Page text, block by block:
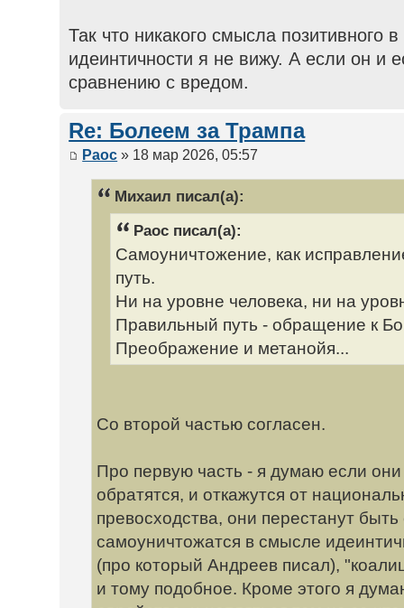
Так что никакого смысла позитивного
идеинтичности я не вижу. А если он и
сравнению с вредом.
Re: Болеем за Трампа
Раос » 18 мар 2026, 05:57
Михаил писал(а):
Раос писал(а):
Самоуничтожение, как
путь.
Ни на уровне человека, ни на
Правильный путь - обращение к
Преображение и метанойя...
Со второй частью согласен.
Про первую часть - я думаю если они
обратятся, и откажутся от
превосходства, они перестанут
самоуничтожатся в смысле
(про который Андреев писал),
и тому подобное. Кроме этого я